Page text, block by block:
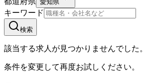
愛知県
キーワード
検索
該当する求人が見つかりませんでした。
条件を変更して再度お試しください。